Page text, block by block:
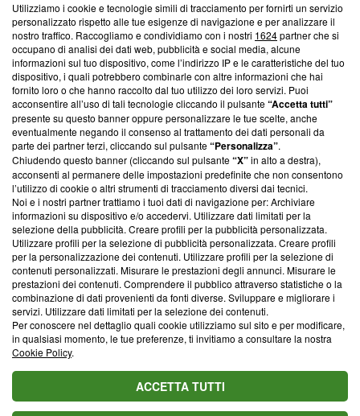
Questa sezione offre informazioni trasparenti su Blasting
News, sui nostri processi editoriali e su come ci impegniamo a
creare news di qualità. Inoltre, afferma la nostra aderenza a
‘Trust Project - News with Integrity’Blasting News non è
ancora membro del programma, ma ha richiesto di farne
parte; Trust Project non ha ancora effettuato una verifica di
conformità agli standard.
Su di noi
Team editoriale
Corporate
Redazione
Informativa Privacy
Cookie Policy
Blasting SA, IDI CHE-247.845.224, Via Carlo Frasca, 3 - 6900
Lugano (Svizzera) Tel:+39 0690258937
© 2026 Blasting News
Utilizziamo i cookie e tecnologie simili di tracciamento per fornirti un servizio
personalizzato rispetto alle tue esigenze di navigazione e per analizzare il
nostro traffico. Raccogliamo e condividiamo con i nostri 1624partner che si
occupano di analisi dei dati web, pubblicità e social media, alcune
informazioni sul tuo dispositivo, come l’indirizzo IP e le caratteristiche del tuo
dispositivo, i quali potrebbero combinarle con altre informazioni che hai
fornito loro o che hanno raccolto dal tuo utilizzo dei loro servizi. Puoi
acconsentire all’uso di tali tecnologie cliccando il pulsante“Accetta tutti”
presente su questo banner oppure personalizzare le tue scelte, anche
eventualmente negando il consenso al trattamento dei dati personali da
parte dei partner terzi, cliccando sul pulsante“Personalizza”.
Chiudendo questo banner (cliccando sul pulsante“X”in alto a destra),
acconsenti al permanere delle impostazioni predefinite che non consentono
l’utilizzo di cookie o altri strumenti di tracciamento diversi dai tecnici.
Noi e i nostri partner trattiamo i tuoi dati di navigazione per: Archiviare
informazioni su dispositivo e/o accedervi. Utilizzare dati limitati per la
selezione della pubblicità. Creare profili per la pubblicità personalizzata.
Utilizzare profili per la selezione di pubblicità personalizzata. Creare profili
per la personalizzazione dei contenuti. Utilizzare profili per la selezione di
contenuti personalizzati. Misurare le prestazioni degli annunci. Misurare le
prestazioni dei contenuti. Comprendere il pubblico attraverso statistiche o la
combinazione di dati provenienti da fonti diverse. Sviluppare e migliorare i
servizi. Utilizzare dati limitati per la selezione dei contenuti.
Per conoscere nel dettaglio quali cookie utilizziamo sul sito e per modificare,
in qualsiasi momento, le tue preferenze, ti invitiamo a consultare la nostra
Cookie Policy.
ACCETTA TUTTI